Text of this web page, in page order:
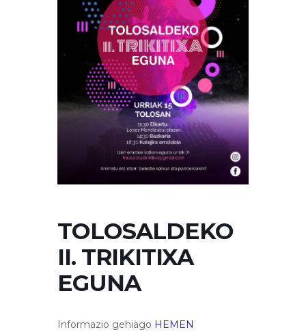
TOLOSALDEKO
II. TRIKITIXA
EGUNA
Informazio gehiago HEMEN